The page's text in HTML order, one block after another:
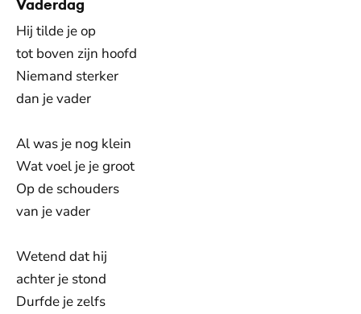
Vaderdag
Hij tilde je op
tot boven zijn hoofd
Niemand sterker
dan je vader
Al was je nog klein
Wat voel je je groot
Op de schouders
van je vader
Wetend dat hij
achter je stond
Durfde je zelfs